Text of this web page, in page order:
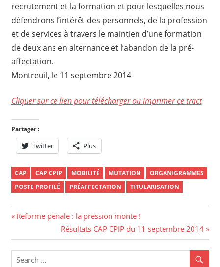
recrutement et la formation et pour lesquelles nous
défendrons l’intérêt des personnels, de la profession
et de services à travers le maintien d’une formation
de deux ans en alternance et l’abandon de la pré-
affectation.
Montreuil, le 11 septembre 2014
Cliquer sur ce lien pour télécharger ou imprimer ce tract
Partager :
Twitter Plus
CAP CAP CPIP MOBILITÉ MUTATION
ORGANIGRAMMES
POSTE PROFILÉ
PRÉAFFECTATION TITULARISATION
Navigation
de
l’article
Previous
Reforme pénale : la pression monte !
Next
Post:
Résultats CAP CPIP du 11 septembre 2014